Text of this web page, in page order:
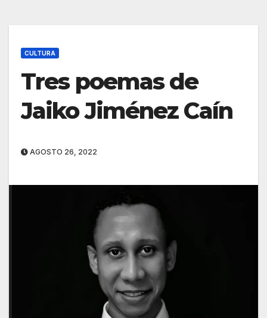
CULTURA
Tres poemas de
Jaiko Jiménez Caín
AGOSTO 26, 2022